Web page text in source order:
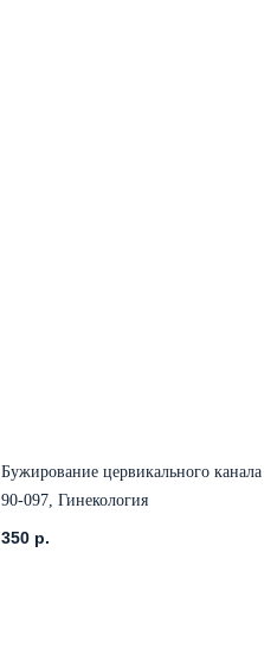
Бужирование цервикального канала
90-097, Гинекология
350 р.